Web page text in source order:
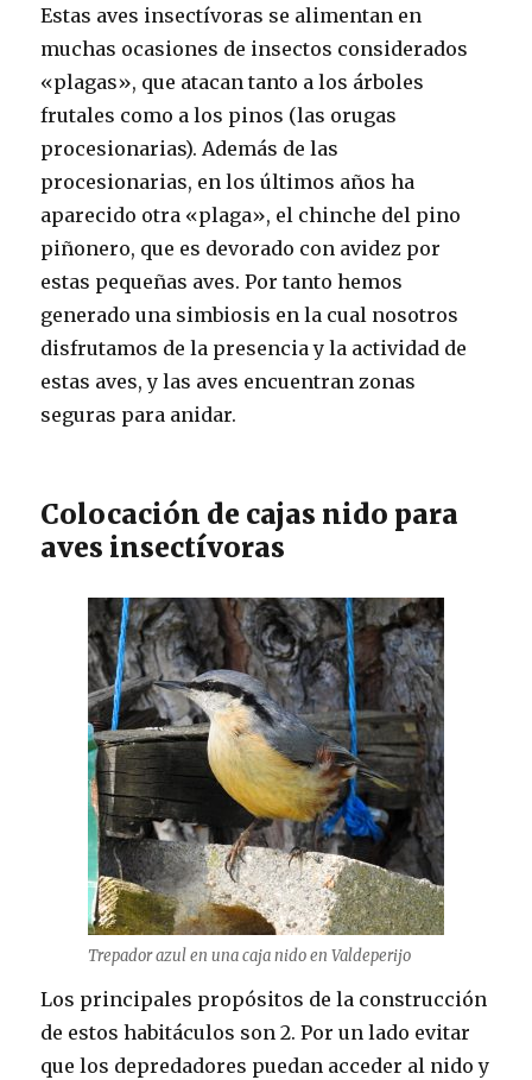
Estas aves insectívoras se alimentan en
muchas ocasiones de insectos considerados
«plagas», que atacan tanto a los árboles
frutales como a los pinos (las orugas
procesionarias). Además de las
procesionarias, en los últimos años ha
aparecido otra «plaga», el chinche del pino
piñonero, que es devorado con avidez por
estas pequeñas aves. Por tanto hemos
generado una simbiosis en la cual nosotros
disfrutamos de la presencia y la actividad de
estas aves, y las aves encuentran zonas
seguras para anidar.
Colocación de cajas nido para
aves insectívoras
Trepador azul en una caja nido en Valdeperijo
Los principales propósitos de la construcción
de estos habitáculos son 2. Por un lado evitar
que los depredadores puedan acceder al nido y